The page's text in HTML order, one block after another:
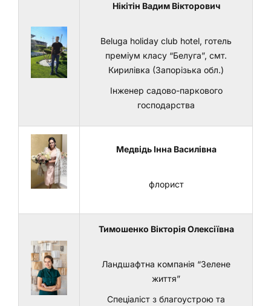
Нікітін Вадим Вікторович
Beluga holiday club hotel, готель
преміум класу “Белуга”, смт.
Кирилівка (Запорізька обл.)
Інженер садово-паркового
господарства
Медвідь Інна Василівна
флорист
Тимошенко Вікторія Олексіївна
Ландшафтна компанія “Зелене
життя”
Спеціаліст з благоустрою та